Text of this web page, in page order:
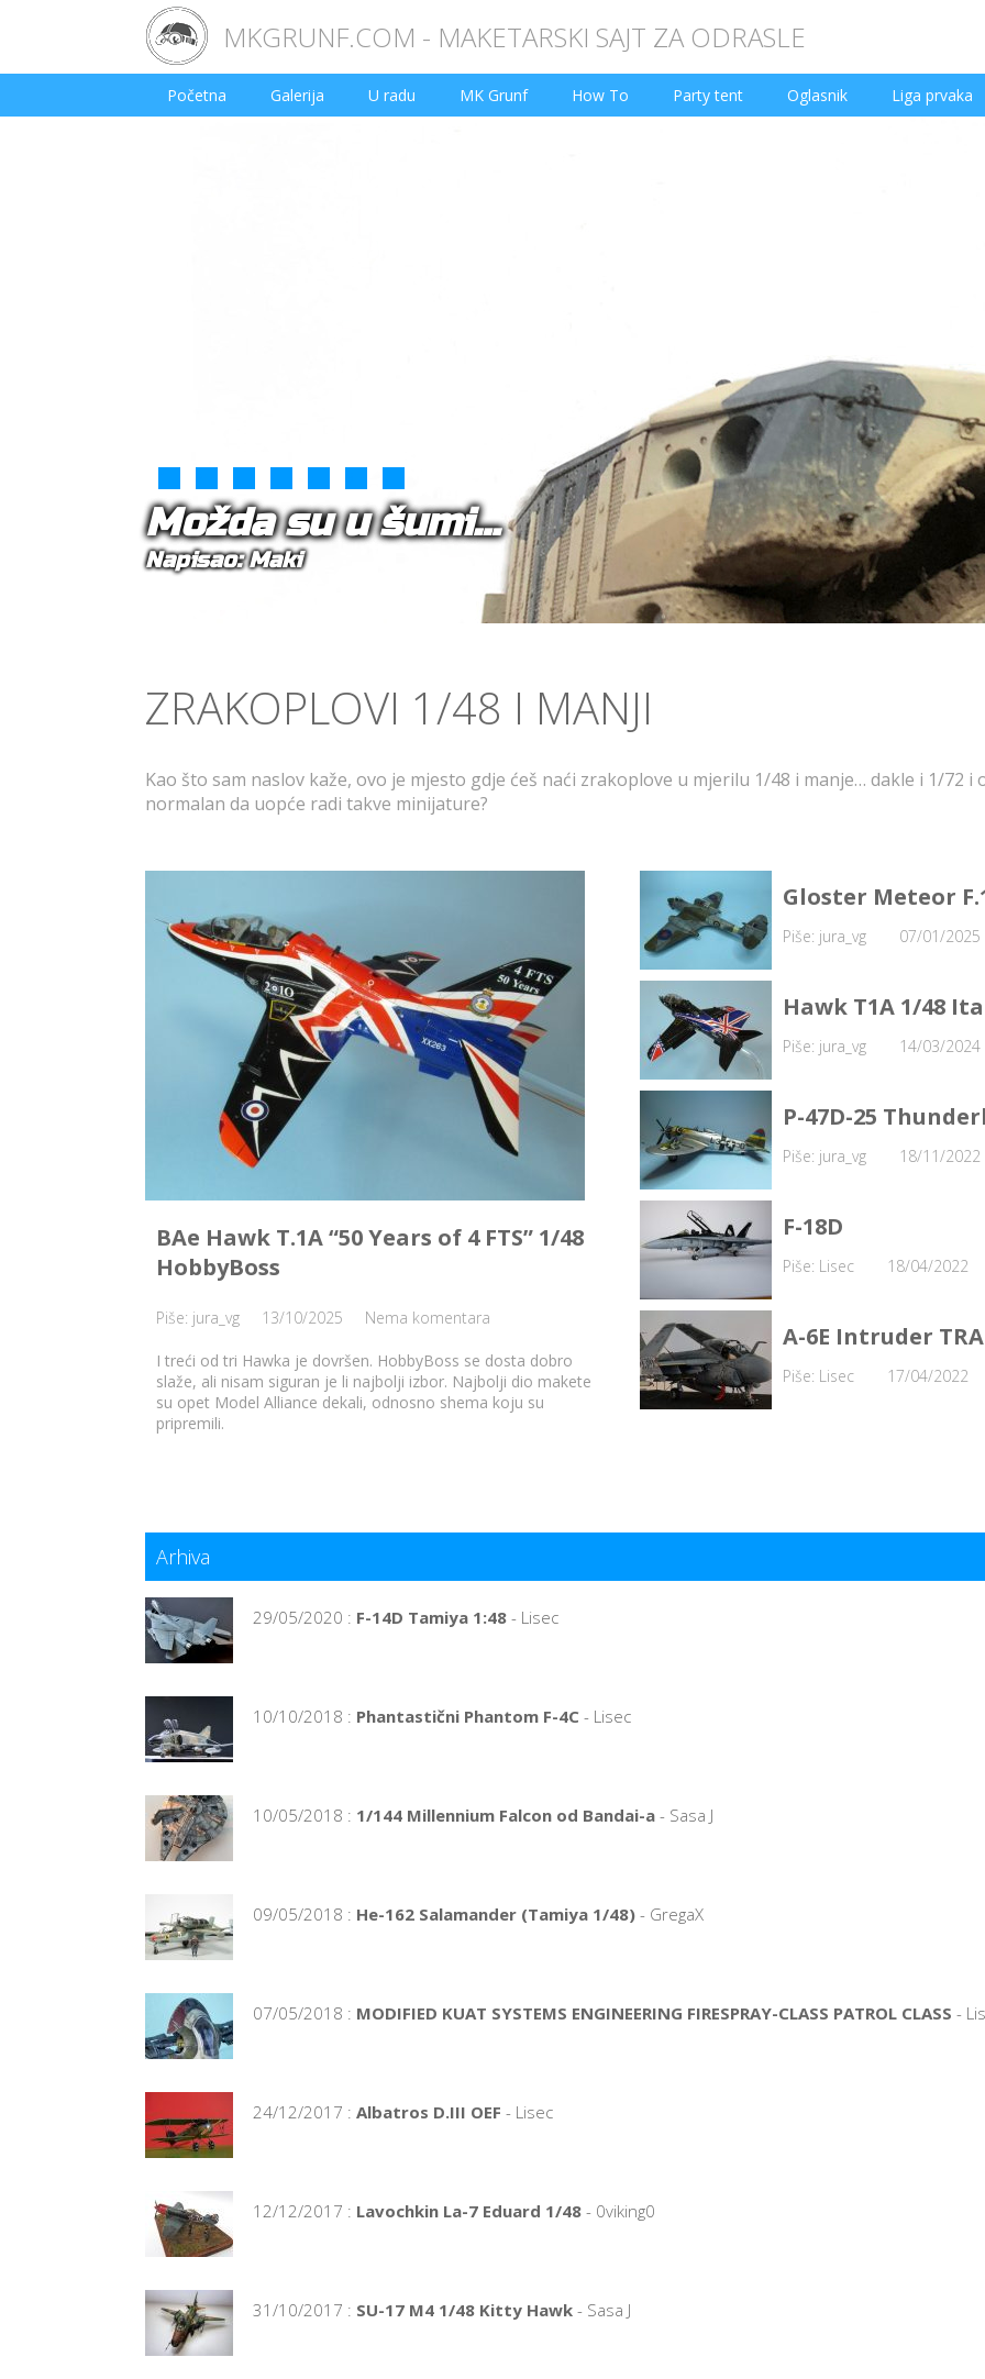
MKGRUNF.COM - MAKETARSKI SAJT ZA ODRASLE
Početna Galerija U radu MK Grunf How To Party tent Oglasnik Liga prvaka
Možda su u šumi…
Napisao: Maki
ZRAKOPLOVI 1/48 I MANJI
Kao što sam naslov kaže, ovo je mjesto gdje ćeš naći zrakoplove u mjerilu 1/48 i manje… dakle i 1/72
normalan da uopće radi takve minijature?
BAe Hawk T.1A “50 Years of 4 FTS” 1/48
HobbyBoss
Piše: jura_vg 13/10/2025 Nema komentara
I treći od tri Hawka je dovršen. HobbyBoss se dosta dobro
slaže, ali nisam siguran je li najbolji izbor. Najbolji dio makete
su opet Model Alliance dekali, odnosno shema koju su
pripremili.
Gloster Meteor
Piše: jura_vg 07/01/2025
Hawk T1A 1/48
Piše: jura_vg 14/03/2024
P-47D-25
Piše: jura_vg 18/11/2022
F-18D
Piše: Lisec 18/04/2022
A-6E Intruder
Piše: Lisec 17/04/2022
Arhiva
29/05/2020 : F-14D Tamiya 1:48 - Lisec
10/10/2018 : Phantastični Phantom F-4C - Lisec
10/05/2018 : 1/144 Millennium Falcon od Bandai-a - Sasa J
09/05/2018 : He-162 Salamander (Tamiya 1/48) - GregaX
07/05/2018 : MODIFIED KUAT SYSTEMS ENGINEERING FIRESPRAY-CLASS PATROL CLASS -
24/12/2017 : Albatros D.III OEF - Lisec
12/12/2017 : Lavochkin La-7 Eduard 1/48 - 0viking0
31/10/2017 : SU-17 M4 1/48 Kitty Hawk - Sasa J